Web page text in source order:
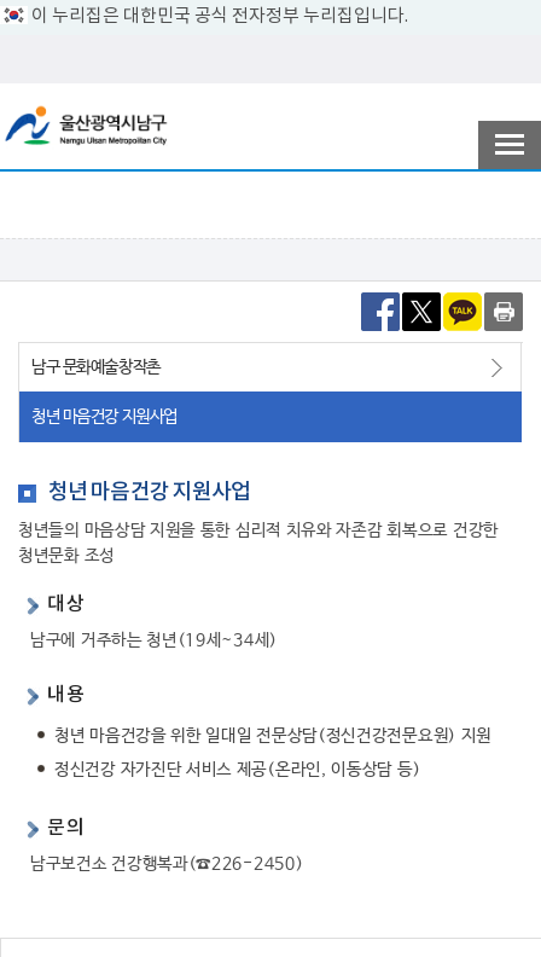
이 누리집은 대한민국 공식 전자정부 누리집입니다.
남구소개
정보공개
남구 문화예술창작촌
청년 마음건강 지원사업
청년 마음건강 지원사업
청년들의 마음상담 지원을 통한 심리적 치유와 자존감 회복으로 건강한
청년문화 조성
대상
남구에 거주하는 청년(19세~34세)
내용
청년 마음건강을 위한 일대일 전문상담(정신건강전문요원) 지원
정신건강 자가진단 서비스 제공(온라인, 이동상담 등)
문의
남구보건소 건강행복과(☎226-2450)